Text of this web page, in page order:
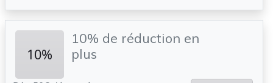
10%
10% de réduction en
plus